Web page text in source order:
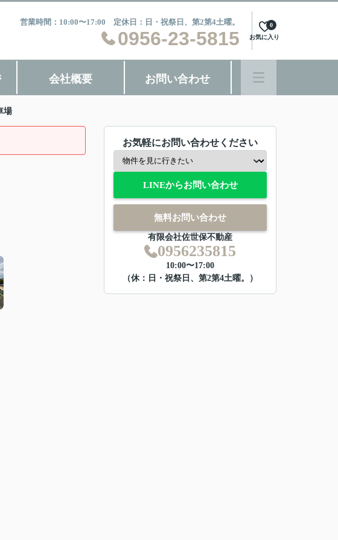
営業時間：10:00〜17:00 定休日：日・祝祭日、第2第4土曜。
0956-23-5815 お気に入り
0
会社概要 お問い合わせ
場
お気軽にお問い合わせください
LINEからお問い合わせ
無料お問い合わせ
有限会社佐世保不動産
0956235815
10:00〜17:00
（休：日・祝祭日、第2第4土曜。）